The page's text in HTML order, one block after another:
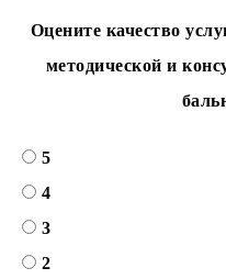
Оцените качество
методической и
5
4
3
2